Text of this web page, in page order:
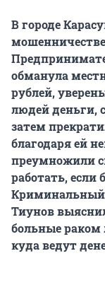
В городе
обманула
рублей,
людей деньги,
затем
благодаря ей
преумножили
работать, если
Криминальный
Тиунов
больные
куда ведут